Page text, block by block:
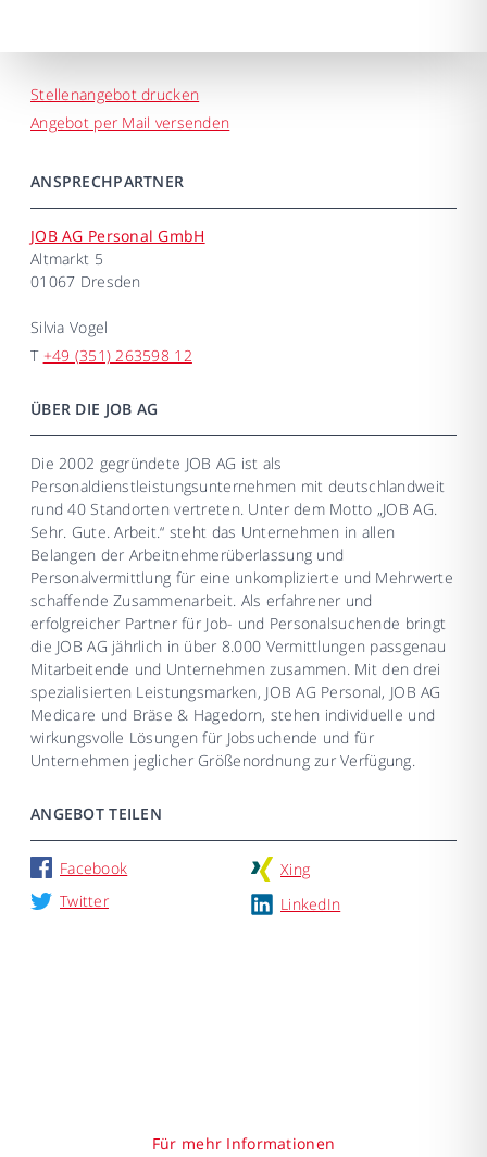
Stellenangebot drucken
Angebot per Mail versenden
ANSPRECHPARTNER
JOB AG Personal GmbH
Altmarkt 5
01067 Dresden
Silvia Vogel
T +49 (351) 263598 12
ÜBER DIE JOB AG
Die 2002 gegründete JOB AG ist als
Personaldienstleistungsunternehmen mit deutschlandweit
rund 40 Standorten vertreten. Unter dem Motto „JOB AG.
Sehr. Gute. Arbeit.“ steht das Unternehmen in allen
Belangen der Arbeitnehmerüberlassung und
Personalvermittlung für eine unkomplizierte und Mehrwerte
schaffende Zusammenarbeit. Als erfahrener und
erfolgreicher Partner für Job- und Personalsuchende bringt
die JOB AG jährlich in über 8.000 Vermittlungen passgenau
Mitarbeitende und Unternehmen zusammen. Mit den drei
spezialisierten Leistungsmarken, JOB AG Personal, JOB AG
Medicare und Bräse & Hagedorn, stehen individuelle und
wirkungsvolle Lösungen für Jobsuchende und für
Unternehmen jeglicher Größenordnung zur Verfügung.
ANGEBOT TEILEN
Facebook
Twitter
Xing
LinkedIn
Für mehr Informationen